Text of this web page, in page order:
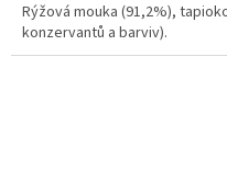
Rýžová mouka (91,2%),
konzervantů a barviv).